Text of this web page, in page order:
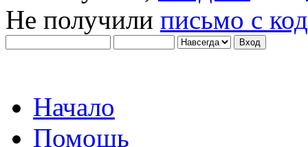
Не получили письмо с
Начало
Помощь